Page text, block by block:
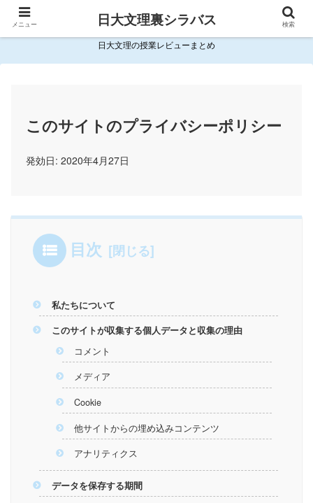
日大文理の授業レビューまとめ
このサイトのプライバシーポリシー
発効日: 2020年4月27日
目次
私たちについて
このサイトが収集する個人データと収集の理由
コメント
メディア
Cookie
他サイトからの埋め込みコンテンツ
アナリティクス
データを保存する期間
メニュー 日大文理裏シラバス 検索